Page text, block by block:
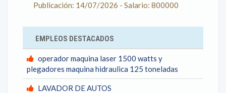
Publicación: 14/07/2026 - Salario: 800000
EMPLEOS DESTACADOS
operador maquina laser 1500 watts y
plegadores maquina hidraulica 125 toneladas
LAVADOR DE AUTOS